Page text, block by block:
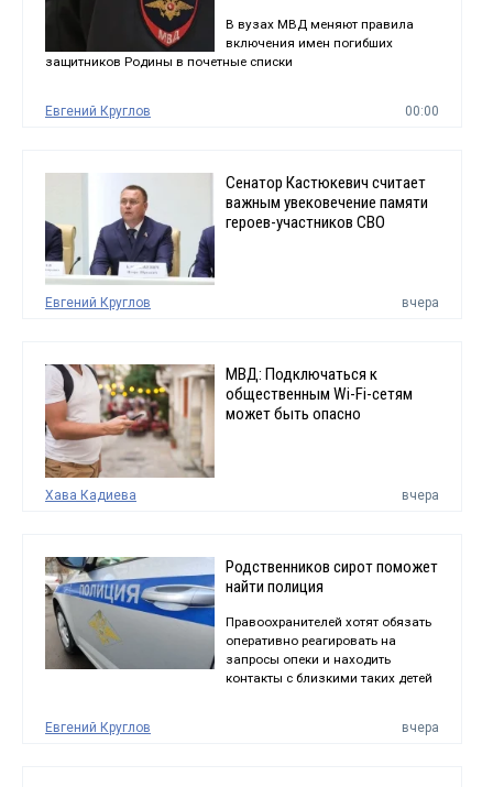
В вузах МВД меняют правила
включения имен погибших
защитников Родины в почетные списки
Евгений Круглов 00:00
Сенатор Кастюкевич считает
важным увековечение памяти
героев-участников СВО
Евгений Круглов вчера
МВД: Подключаться к
общественным Wi-Fi-сетям
может быть опасно
Хава Кадиева вчера
Родственников сирот поможет
найти полиция
Правоохранителей хотят обязать
оперативно реагировать на
запросы опеки и находить
контакты с близкими таких детей
Евгений Круглов вчера